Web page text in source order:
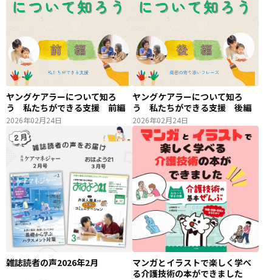
ヤングケアラーについて知ろ
う 私たちができる支援 前編
2026年02月24日
ヤングケアラーについて知ろ
う 私たちができる支援 後編
2026年02月24日
雑誌読者の声2026年2月
マンガとイラストで楽しく学べ
る介護技術の本ができました